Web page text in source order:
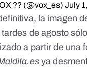
?? (@vox_es)July
la imagen
tardes de agosto
a partir de una
ya